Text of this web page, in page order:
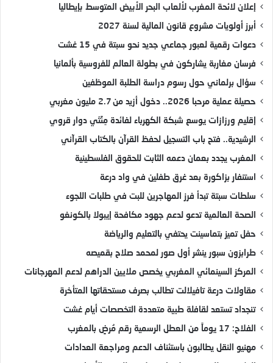
إعلان لائحة المغرب لألعاب البحر الأبيض المتوسط بإيطاليا
أبرز أولويات مشروع قانون المالية لسنة 2027
دعوات رقمية لعبور جماعي جديد نحو سبتة في 15 غشت
فرسان مغاربة يشاركون في بطولة العالم للفروسية بألمانيا
سؤال برلماني حول رسوم دراسة الطلبة الموظفين
حصيلة عملية مرحبا 2026.. دخول أزيد من 2.7 مليون مغربي
إقليم ورزازات يوسع شبكة الكهرباء لفائدة مِئَتَي دوار قروي
الرشيدية.. فتح باب التسجيل لحفظ القرآن بالكتاب القرآني
المغرب يجدد بعمان دعمه الثابت للحقوق الفلسطينية
استنفار بزاكورة بعد غرق طفلين في واد درعة
سلطات سبتة تبدأ فرز المهاجرين للبت في طلبات اللجوء
الصحة العالمية تدعو لدعم جهود مكافحة إيبولا بالكونغو
حفل تميز بتماسينت يحتفي بالتعليم والرياضة
طرابزون سبور ينشر أول صور لمحمد صلاح بقميصه
المركز السينمائي المغربي يخصص ملايين الدراهم لدعم المهرجانات
مقاولات درعة تافيلالت تطالب بصرف مستحقاتها المتأخرة
تنجداد تستعد لقافلة طبية متعددة التخصصات أيام غشت
الفلاح: 17 يوماً من العطل الرسمية رقم مُرضٍ بالمغرب
مهنيو النقل يطالبون باستئناف الدعم ومراجعة العدادات